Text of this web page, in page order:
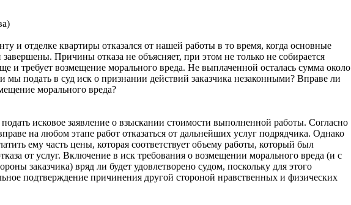
и отделке квартиры отказался от нашей работы в то время, когда основные
Причины отказа не объясняет, при этом не только не собирается
и требует возмещение морального вреда. Не выплаченной осталась сумма около
подать в суд иск о признании действий заказчика незаконными? Вправе ли
морального вреда?
исковое заявление о взыскании стоимости выполненной работы. Согласно
на любом этапе работ отказаться от дальнейших услуг подрядчика. Однако
ему часть цены, которая соответствует объему работы, который был
от услуг. Включение в иск требования о возмещении морального вреда (и с
заказчика) вряд ли будет удовлетворено судом, поскольку для этого
подтверждение причинения другой стороной нравственных и физических